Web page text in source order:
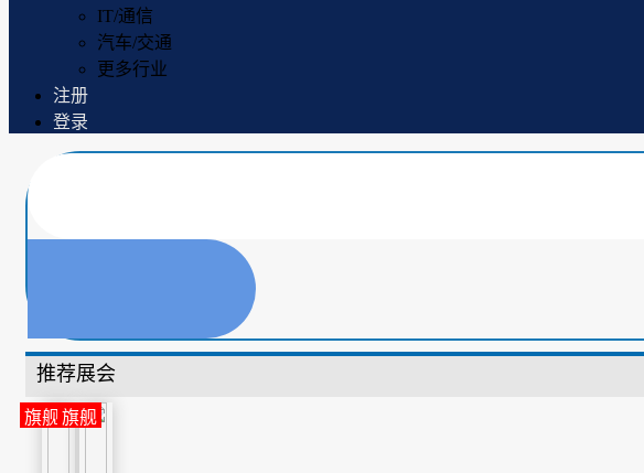
IT/通信
汽车/交通
更多行业
注册
登录
推荐展会
旗舰 旗舰